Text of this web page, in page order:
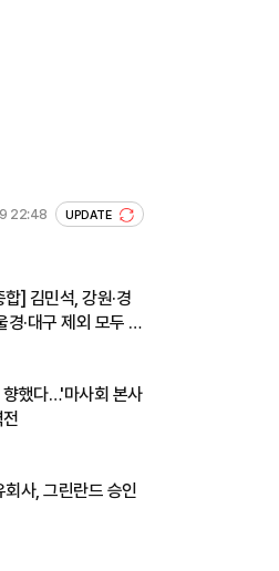
22:48 UPDATE
] 김민석, 강원·경
·대구 제외 모두 웃
향했다…'마사회 본사
사, 그린란드 승인